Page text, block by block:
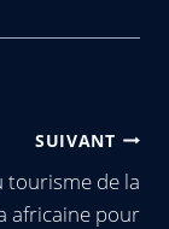
SUIVANT
tourisme de la
africaine pour